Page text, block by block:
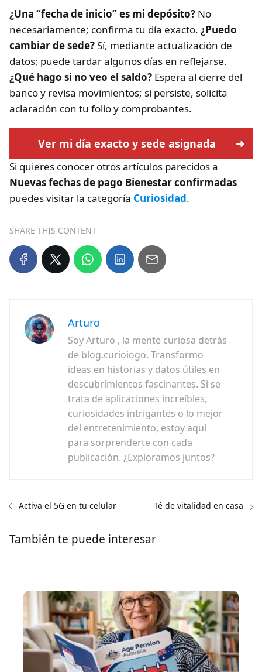
¿Una “fecha de inicio” es mi depósito? No
necesariamente; confirma tu día exacto. ¿Puedo
cambiar de sede?Sí, mediante actualización de
datos; puede tardar algunos días en reflejarse.
¿Qué hago si no veo el saldo? Espera al cierre del
banco y revisa movimientos; si persiste, solicita
aclaración con tu folio y comprobantes.
Ver mi día exacto y sede asignada
Si quieres conocer otros artículos parecidos a
Nuevas fechas de pago Bienestar confirmadas
puedes visitar la categoría Curiosidad.
SHARE THIS CONTENT
Arturo
Soy Arturo , la mente curiosa detrás
de blog.curioiogo. Transformo
ideas en historias y datos útiles en
descubrimientos fascinantes. Si se
trata de aplicaciones increíbles,
curiosidades intrigantes o lo mejor
del entretenimiento, estoy aquí
para sorprenderte con cada
publicación. ¿Exploramos juntos?
Activa el 5G en tu celular Té de vitalidad en casa
También te puede interesar